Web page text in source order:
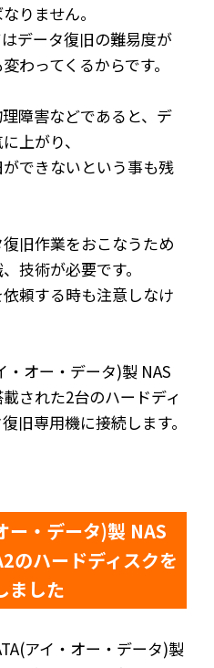
りません。
データ復旧の難易度が
わってくるからです。
障害などであると、デ
上がり、
できないという事も残
旧作業をおこなうため
技術が必要です。
頼する時も注意しなけ
・オー・データ)製 NAS
された2台のハードディ
旧専用機に接続します。
ー・データ)製 NAS
のハードディスクを
ました
アイ・オー・データ)製